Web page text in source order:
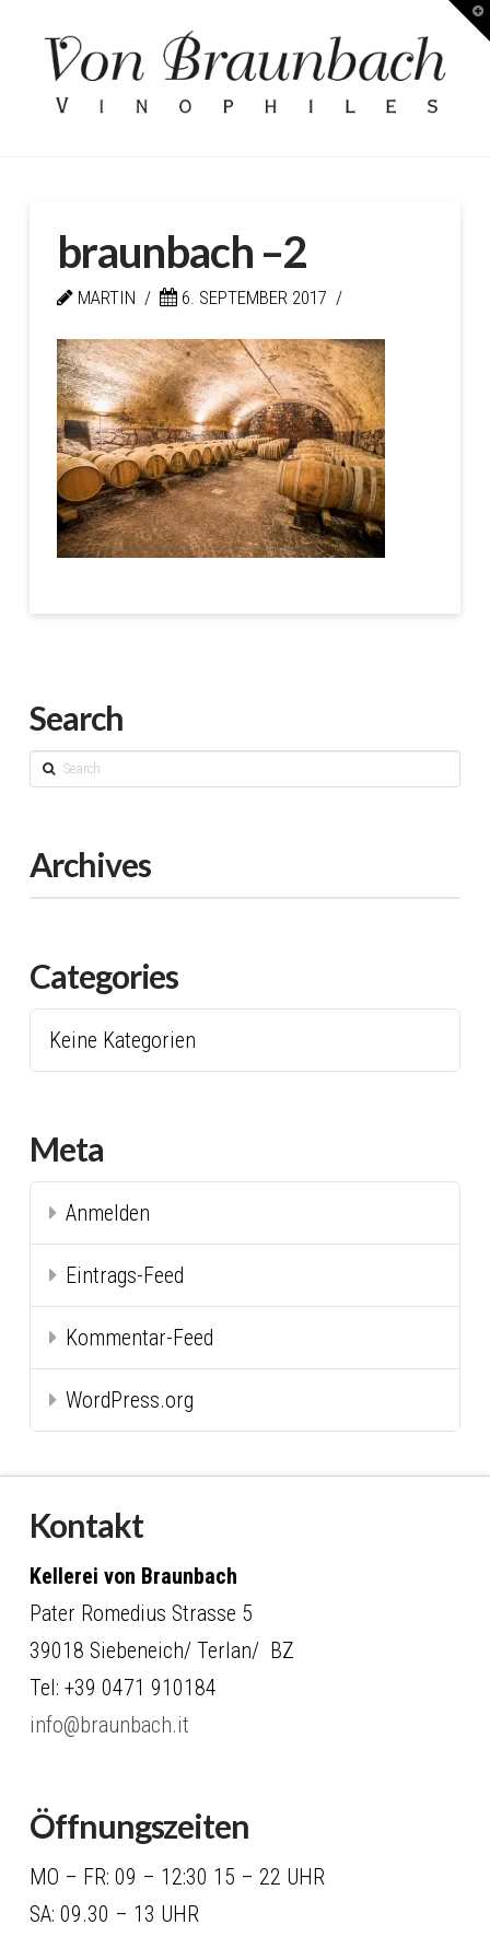
Kellerei
Braunbach
braunbach –2
MARTIN 6. SEPTEMBER 2017
Search
Search
Archives
Categories
Keine Kategorien
Meta
Anmelden
Eintrags-Feed
Kommentar-Feed
WordPress.org
Kontakt
Kellerei von Braunbach
Pater Romedius Strasse 5
39018 Siebeneich/ Terlan/ BZ
Tel: +39 0471 910184
info@braunbach.it
Öffnungszeiten
MO – FR: 09 – 12:30 15 – 22 UHR
SA: 09.30 – 13 UHR